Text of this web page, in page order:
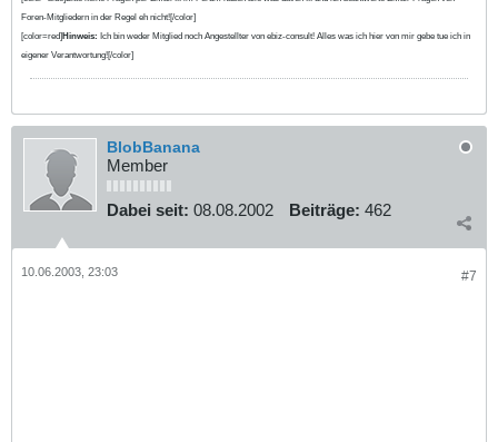
Foren-Mitgliedern in der Regel eh nicht![/color]
[color=red]Hinweis: Ich bin weder Mitglied noch Angestellter von ebiz-consult! Alles was ich hier von mir gebe tue ich in
eigener Verantwortung![/color]
BlobBanana
Member
Dabei seit: 08.08.2002 Beiträge: 462
#7
10.06.2003, 23:03